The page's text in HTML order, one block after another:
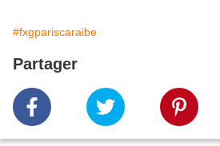
#fxgpariscaraibe
Partager